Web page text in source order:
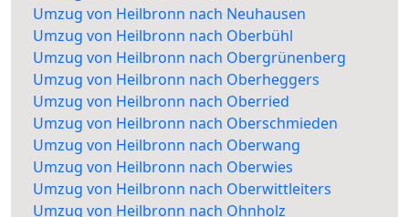
Umzug von Heilbronn nach Neuhausen
Umzug von Heilbronn nach Oberbühl
Umzug von Heilbronn nach Obergrünenberg
Umzug von Heilbronn nach Oberheggers
Umzug von Heilbronn nach Oberried
Umzug von Heilbronn nach Oberschmieden
Umzug von Heilbronn nach Oberwang
Umzug von Heilbronn nach Oberwies
Umzug von Heilbronn nach Oberwittleiters
Umzug von Heilbronn nach Ohnholz